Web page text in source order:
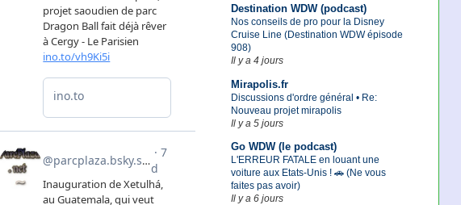
Destination WDW (podcast)
Nos conseils de pro pour la Disney
Cruise Line (Destination WDW épisode
908)
Il y a 4 jours
Mirapolis.fr
Discussions d'ordre général • Re:
Nouveau projet mirapolis
Il y a 5 jours
Go WDW (le podcast)
L'ERREUR FATALE en louant une
voiture aux Etats-Unis ! 🚗 (Ne vous
faites pas avoir)
Il y a 6 jours